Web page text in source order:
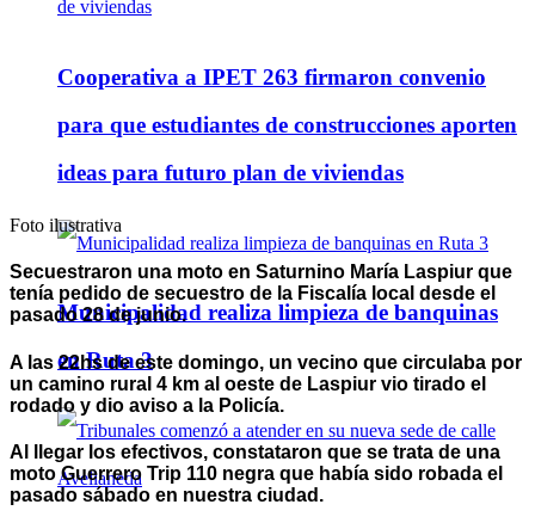
Cooperativa a IPET 263 firmaron convenio
para que estudiantes de construcciones aporten
ideas para futuro plan de viviendas
Municipalidad realiza limpieza de banquinas
en Ruta 3
Foto ilustrativa
Secuestraron una moto en Saturnino María Laspiur que
tenía pedido de secuestro de la Fiscalía local desde el
pasado 28 de junio.
A las 22hs de este domingo, un vecino que circulaba por
un camino rural 4 km al oeste de Laspiur vio tirado el
rodado y dio aviso a la Policía.
Al llegar los efectivos, constataron que se trata de una
moto Guerrero Trip 110 negra que había sido robada el
pasado sábado en nuestra ciudad.